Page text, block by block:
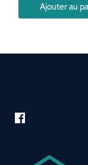
Ajouter au